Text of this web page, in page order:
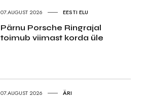
07.AUGUST 2026 EESTI ELU
Pärnu Porsche Ringrajal
toimub viimast korda üle
07.AUGUST 2026 ÄRI